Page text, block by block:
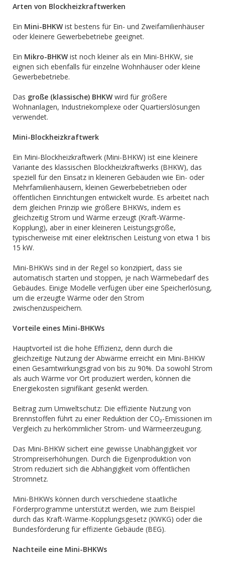
Arten von Blockheizkraftwerken
Ein Mini-BHKW ist bestens für Ein- und Zweifamilienhäuser
oder kleinere Gewerbebetriebe geeignet.
Ein Mikro-BHKW ist noch kleiner als ein Mini-BHKW, sie
eignen sich ebenfalls für einzelne Wohnhäuser oder kleine
Gewerbebetriebe.
Das große (klassische) BHKW wird für größere
Wohnanlagen, Industriekomplexe oder Quartierslösungen
verwendet.
Mini-Blockheizkraftwerk
Ein Mini-Blockheizkraftwerk (Mini-BHKW) ist eine kleinere
Variante des klassischen Blockheizkraftwerks (BHKW), das
speziell für den Einsatz in kleineren Gebäuden wie Ein- oder
Mehrfamilienhäusern, kleinen Gewerbebetrieben oder
öffentlichen Einrichtungen entwickelt wurde. Es arbeitet nach
dem gleichen Prinzip wie größere BHKWs, indem es
gleichzeitig Strom und Wärme erzeugt (Kraft-Wärme-
Kopplung), aber in einer kleineren Leistungsgröße,
typischerweise mit einer elektrischen Leistung von etwa 1 bis
15 kW.
Mini-BHKWs sind in der Regel so konzipiert, dass sie
automatisch starten und stoppen, je nach Wärmebedarf des
Gebäudes. Einige Modelle verfügen über eine Speicherlösung,
um die erzeugte Wärme oder den Strom
zwischenzuspeichern.
Vorteile eines Mini-BHKWs
Hauptvorteil ist die hohe Effizienz, denn durch die
gleichzeitige Nutzung der Abwärme erreicht ein Mini-BHKW
einen Gesamtwirkungsgrad von bis zu 90%. Da sowohl Strom
als auch Wärme vor Ort produziert werden, können die
Energiekosten signifikant gesenkt werden.
Beitrag zum Umweltschutz: Die effiziente Nutzung von
Brennstoffen führt zu einer Reduktion der CO₂-Emissionen im
Vergleich zu herkömmlicher Strom- und Wärmeerzeugung.
Das Mini-BHKW sichert eine gewisse Unabhängigkeit vor
Strompreiserhöhungen. Durch die Eigenproduktion von
Strom reduziert sich die Abhängigkeit vom öffentlichen
Stromnetz.
Mini-BHKWs können durch verschiedene staatliche
Förderprogramme unterstützt werden, wie zum Beispiel
durch das Kraft-Wärme-Kopplungsgesetz (KWKG) oder die
Bundesförderung für effiziente Gebäude (BEG).
Nachteile eine Mini-BHKWs